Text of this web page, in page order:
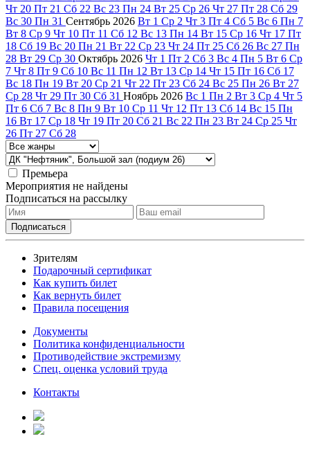
Чт 20 Пт 21 Сб 22 Вс 23 Пн 24 Вт 25 Ср 26 Чт 27 Пт 28 Сб 29
Вс 30 Пн 31 Сентябрь 2026 Вт 1 Ср 2 Чт 3 Пт 4 Сб 5 Вс 6 Пн 7
Вт 8 Ср 9 Чт 10 Пт 11 Сб 12 Вс 13 Пн 14 Вт 15 Ср 16 Чт 17 Пт
18 Сб 19 Вс 20 Пн 21 Вт 22 Ср 23 Чт 24 Пт 25 Сб 26 Вс 27 Пн
28 Вт 29 Ср 30 Октябрь 2026 Чт 1 Пт 2 Сб 3 Вс 4 Пн 5 Вт 6 Ср
7 Чт 8 Пт 9 Сб 10 Вс 11 Пн 12 Вт 13 Ср 14 Чт 15 Пт 16 Сб 17
Вс 18 Пн 19 Вт 20 Ср 21 Чт 22 Пт 23 Сб 24 Вс 25 Пн 26 Вт 27
Ср 28 Чт 29 Пт 30 Сб 31 Ноябрь 2026 Вс 1 Пн 2 Вт 3 Ср 4 Чт 5
Пт 6 Сб 7 Вс 8 Пн 9 Вт 10 Ср 11 Чт 12 Пт 13 Сб 14 Вс 15 Пн
16 Вт 17 Ср 18 Чт 19 Пт 20 Сб 21 Вс 22 Пн 23 Вт 24 Ср 25 Чт
26 Пт 27 Сб 28
Премьера
Мероприятия не найдены
Подписаться на рассылку
Зрителям
Подарочный сертификат
Как купить билет
Как вернуть билет
Правила посещения
Документы
Политика конфиденциальности
Противодействие экстремизму
Спец. оценка условий труда
Контакты